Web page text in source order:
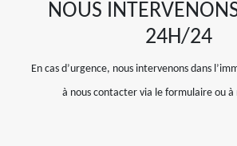
NOUS
24H/24
En cas d’urgence, nous intervenons dans
à nous contacter via le formulaire ou à